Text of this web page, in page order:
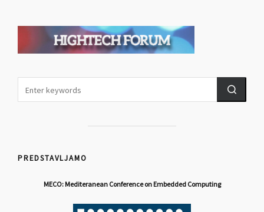
PREDSTAVLJAMO
MECO: Mediteranean Conference on Embedded Computing